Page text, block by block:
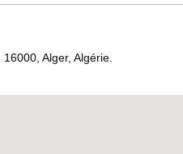
Alger, Algérie.